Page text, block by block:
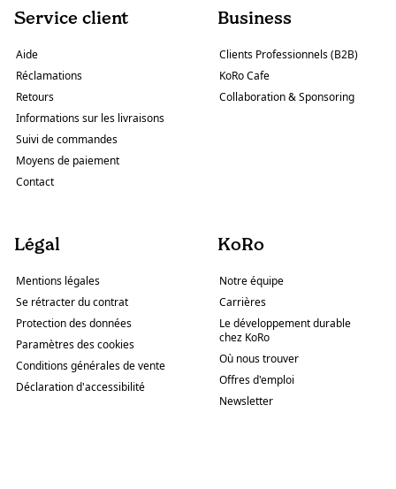
Service client
Aide
Réclamations
Retours
Informations sur les livraisons
Suivi de commandes
Moyens de paiement
Contact
Business
Clients Professionnels (B2B)
KoRo Cafe
Collaboration & Sponsoring
Légal
Mentions légales
Se rétracter du contrat
Protection des données
Paramètres des cookies
Conditions générales de vente
Déclaration d'accessibilité
KoRo
Notre équipe
Carrières
Le développement durable
chez KoRo
Où nous trouver
Offres d'emploi
Newsletter